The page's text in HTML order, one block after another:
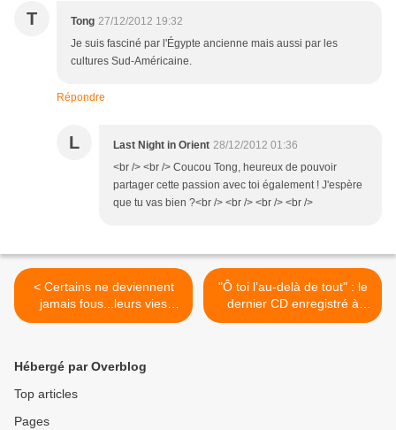
T Tong 27/12/2012 19:32
Je suis fasciné par l'Égypte ancienne mais aussi par les
cultures Sud-Américaine.
Répondre
L Last Night in Orient 28/12/2012 01:36
<br /> <br /> Coucou Tong, heureux de pouvoir
partager cette passion avec toi également ! J'espère
que tu vas bien ?<br /> <br /> <br /> <br />
< Certains ne deviennent
jamais fous...leurs vies
doivent vraiment être bien
"Ô toi l’au-delà de tout" : le
dernier CD enregistré à
Taizé en février 2012 >
Hébergé par Overblog
Top articles
Pages